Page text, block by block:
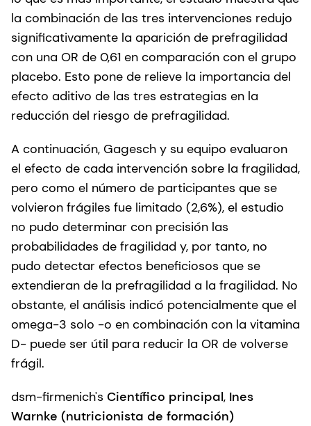
la combinación de las tres intervenciones redujo
significativamente la aparición de prefragilidad
con una OR de 0,61 en comparación con el grupo
placebo. Esto pone de relieve la importancia del
efecto aditivo de las tres estrategias en la
reducción del riesgo de prefragilidad.
A continuación, Gagesch y su equipo evaluaron
el efecto de cada intervención sobre la fragilidad,
pero como el número de participantes que se
volvieron frágiles fue limitado (2,6%), el estudio
no pudo determinar con precisión las
probabilidades de fragilidad y, por tanto, no
pudo detectar efectos beneficiosos que se
extendieran de la prefragilidad a la fragilidad. No
obstante, el análisis indicó potencialmente que el
omega-3 solo -o en combinación con la vitamina
D- puede ser útil para reducir la OR de volverse
frágil.
dsm-firmenich's Científico principal, Ines
Warnke (nutricionista de formación)